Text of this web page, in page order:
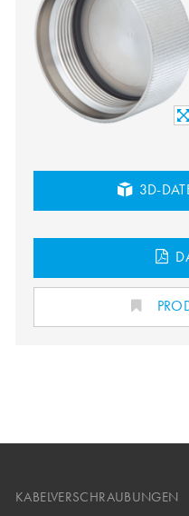
3D-
KABELVERSCHRAUBUNGEN